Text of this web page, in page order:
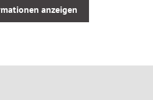
unterstützt Sie dabei: Ohne
Sie in einem einzigen
Schulungsunterlagen oder
anzeigen